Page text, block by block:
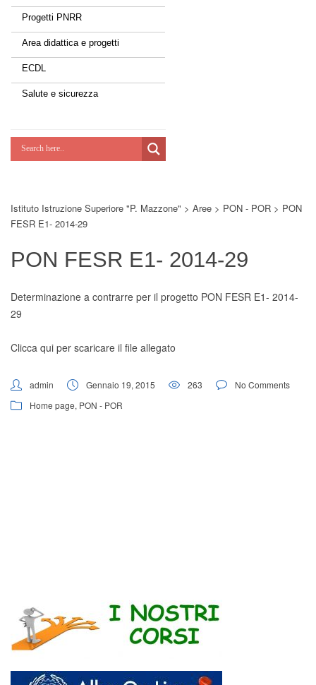
Estate a scuola
Scuola d'estate
Lab Green
Potenziamoci
Progetti PNRR
Area didattica e progetti
ECDL
Salute e sicurezza
Istituto Istruzione Superiore "P. Mazzone" > Aree > PON - POR > PON
FESR E1- 2014-29
PON FESR E1- 2014-29
Determinazione a contrarre per il progetto PON FESR E1- 2014-
29
Clicca qui per scaricare il file allegato
admin Gennaio 19, 2015 263
No Comments
Home page, PON - POR